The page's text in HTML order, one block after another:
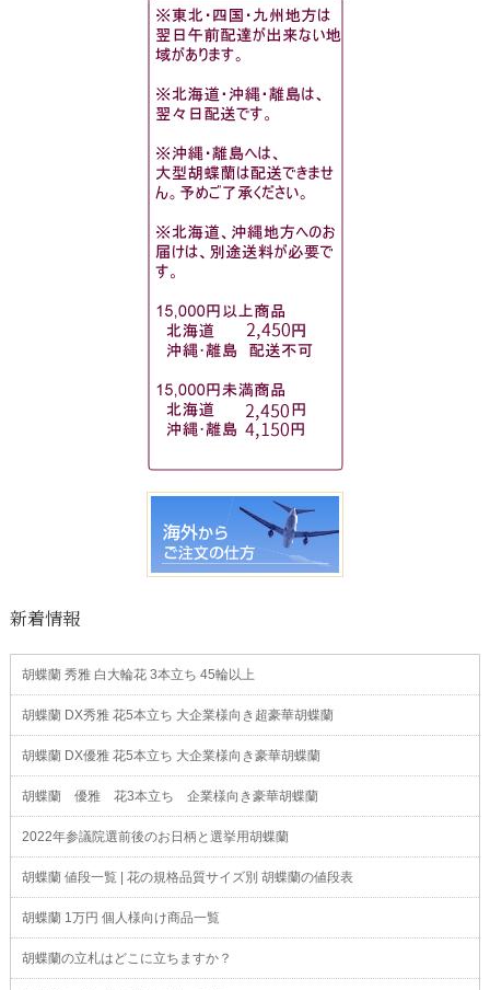
新着情報
胡蝶蘭 秀雅 白大輪花 3本立ち 45輪以上
胡蝶蘭 DX秀雅 花5本立ち 大企業様向き超豪華胡蝶蘭
胡蝶蘭 DX優雅 花5本立ち 大企業様向き豪華胡蝶蘭
胡蝶蘭 優雅 花3本立ち 企業様向き豪華胡蝶蘭
2022年参議院選前後のお日柄と選挙用胡蝶蘭
胡蝶蘭 値段一覧 | 花の規格品質サイズ別 胡蝶蘭の値段表
胡蝶蘭 1万円 個人様向け商品一覧
胡蝶蘭の立札はどこに立ちますか？